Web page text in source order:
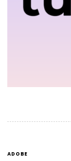
ADOBE